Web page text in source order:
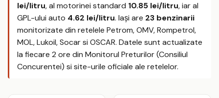
lei/litru, al motorinei standard 10.85 lei/litru, iar al
GPL-ului auto 4.62 lei/litru. Iaşi are 23 benzinarii
monitorizate din retelele Petrom, OMV, Rompetrol,
MOL, Lukoil, Socar si OSCAR. Datele sunt actualizate
la fiecare 2 ore din Monitorul Preturilor (Consiliul
Concurentei) si site-urile oficiale ale retelelor.